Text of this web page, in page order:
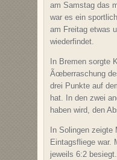
am Samstag das
war es ein
am Freitag etwas
wiederfindet.
In Bremen sorgte
Ãœberraschung
drei Punkte auf
hat. In den zwei
haben wird, den
In Solingen
Eintagsfliege war.
jeweils 6:2